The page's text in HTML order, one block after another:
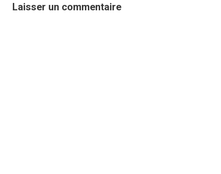
Laisser un commentaire